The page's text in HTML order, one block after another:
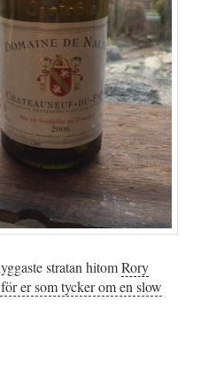
stratan hitomRory
er som tycker om en slow